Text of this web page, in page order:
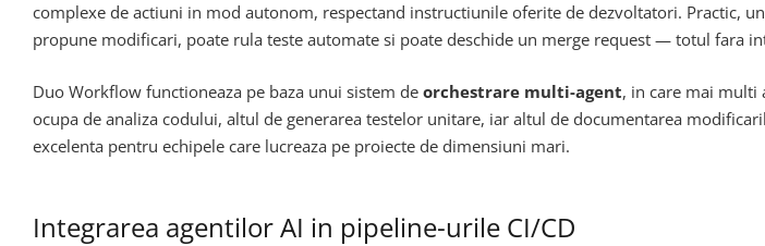
complexe de actiuni in mod autonom, respectand instructiunile oferite de dezvoltatori. Practic,
propune modificari, poate rula teste automate si poate deschide un merge request — totul fara
Duo Workflow functioneaza pe baza unui sistem de orchestrare multi-agent, in care mai multi
ocupa de analiza codului, altul de generarea testelor unitare, iar altul de documentarea
excelenta pentru echipele care lucreaza pe proiecte de dimensiuni mari.
Integrarea agentilor AI in pipeline-urile CI/CD